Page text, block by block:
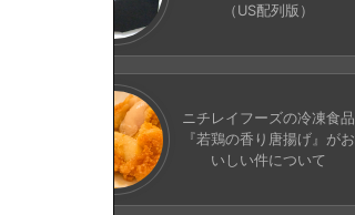
（US配列版）
ニチレイフーズの冷凍食品
『若鶏の香り唐揚げ』がお
いしい件について